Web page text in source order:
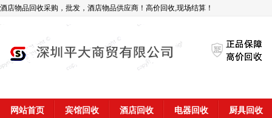
酒店物品回收采购，批发，酒店物品供应商！高价回收,现场结算！
网站首页 宾馆回收 酒店回收 电器回收 厨具回收